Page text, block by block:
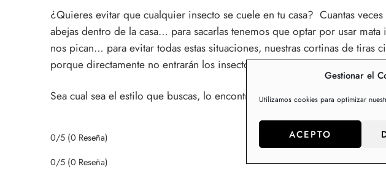
Gestionar el
Utilizamos cookies para optimizar
ACEPTO
¿Quieres evitar que cualquier insecto se cuele en tu casa? Cuantas
abejas dentro de la casa… para sacarlas tenemos que optar por usar
nos pican… para evitar todas estas situaciones, nuestrascortinas de tiras
porque directamente no entrarán los insectos en casa.
Sea cual sea el estilo que buscas, lo encontrarás. De colores, lisas, con
0/5 (0 Reseña)
0/5 (0 Reseña)